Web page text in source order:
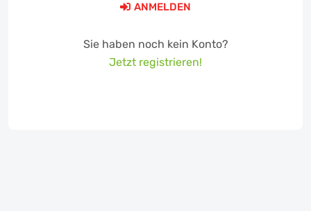
ANMELDEN
Sie haben noch kein Konto?
Jetzt registrieren!